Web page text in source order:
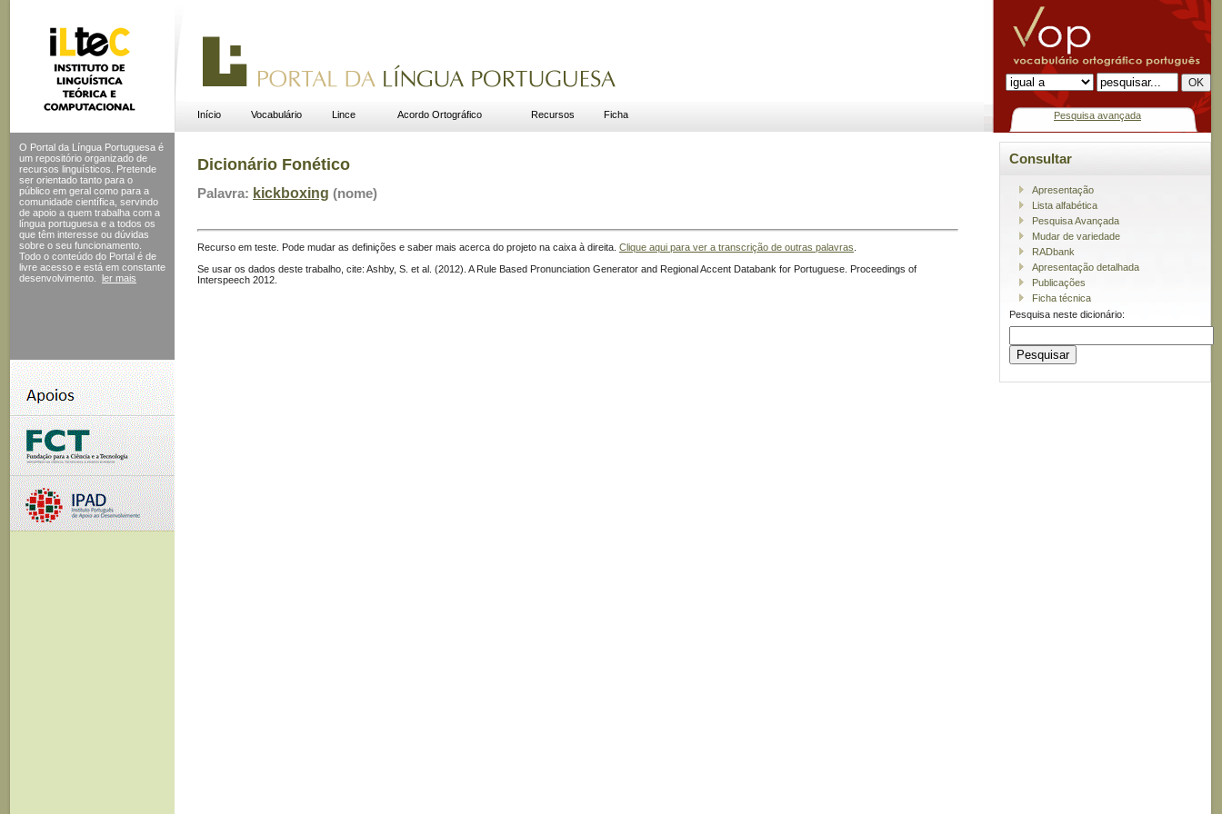
Início Vocabulário Lince Acordo Ortográfico Recursos Ficha Pesquisa avançada
O Portal da Língua Portuguesa é
um repositório organizado de
recursos linguísticos. Pretende
ser orientado tanto para o
público em geral como para a
comunidade científica, servindo
de apoio a quem trabalha com a
língua portuguesa e a todos os
que têm interesse ou dúvidas
sobre o seu funcionamento.
Todo o conteúdo do Portal é de
livre acesso e está em constante
desenvolvimento.
ler mais
Dicionário Fonético
Palavra: kickboxing (nome)
Recurso em teste. Pode mudar as definições e saber mais acerca do projeto na caixa à direita. Clique aqui para ver a transcrição de outras palavras
Se usar os dados deste trabalho, cite: Ashby, S. et al. (2012). A Rule Based Pronunciation Generator and Regional Accent Databank for Portuguese. Proceedings of
Interspeech 2012.
Consultar
Apresentação
Lista alfabética
Pesquisa Avançada
Mudar de variedade
RADbank
Apresentação detalhada
Publicações
Ficha técnica
Pesquisa neste dicionário: